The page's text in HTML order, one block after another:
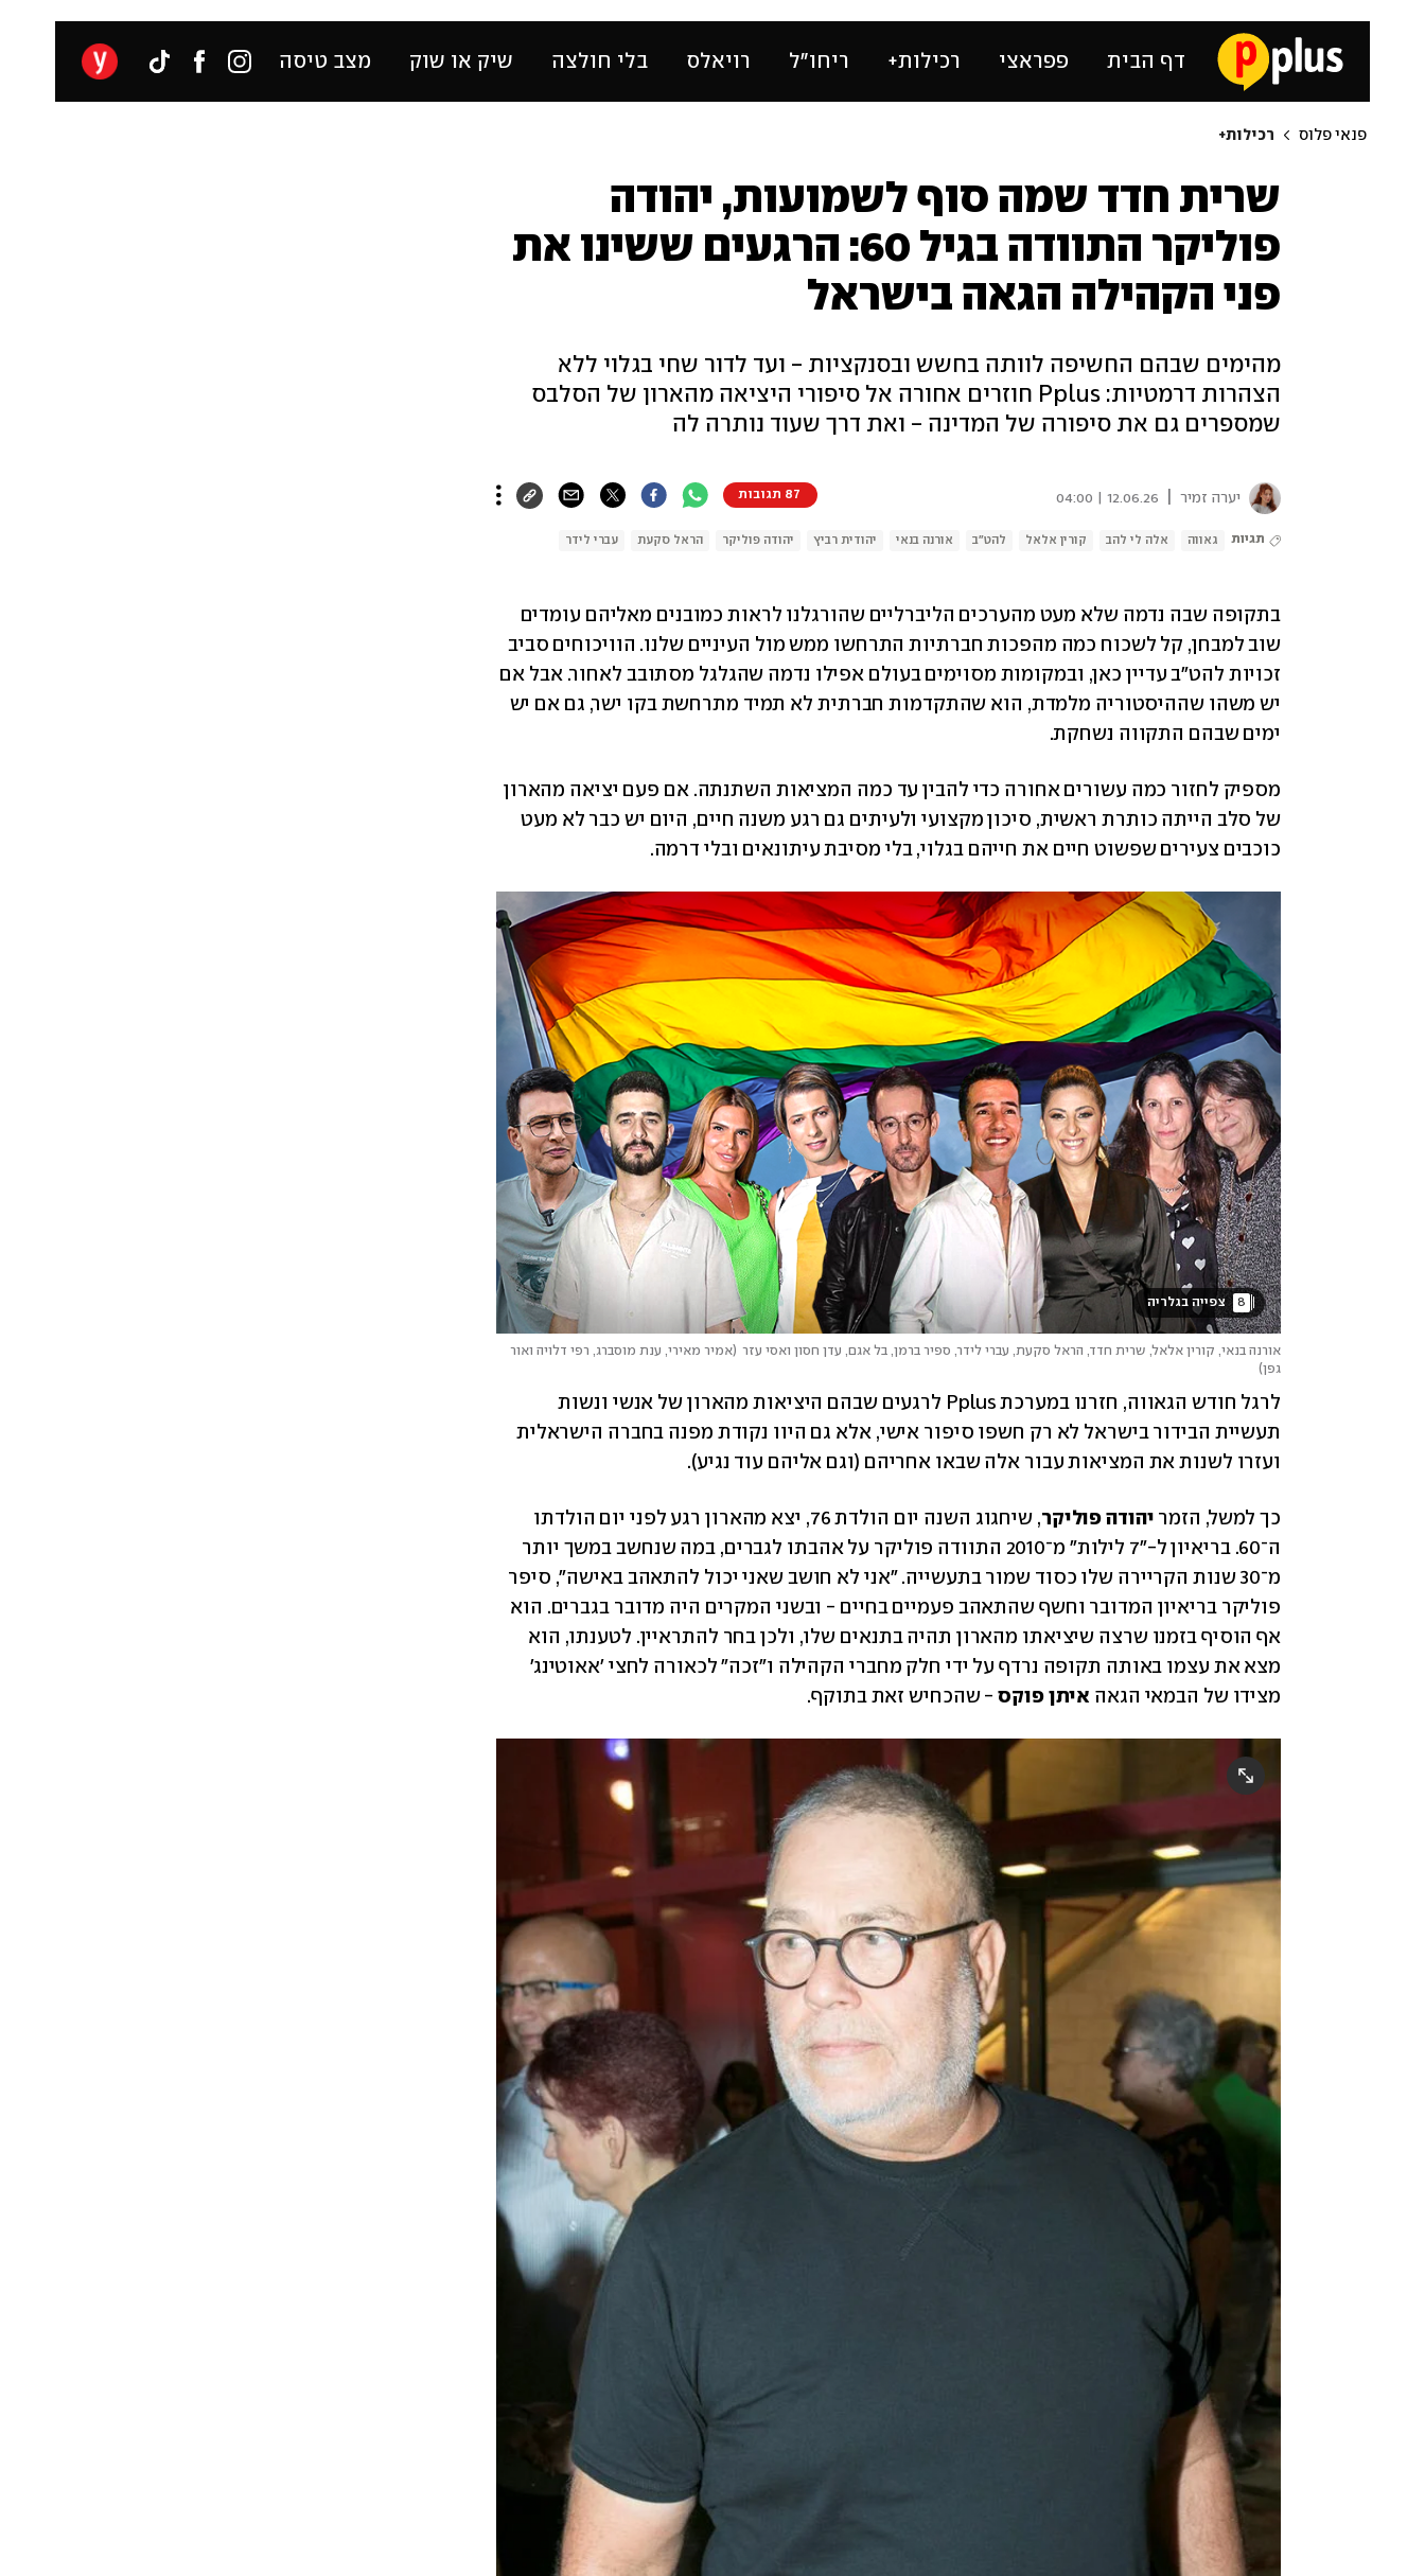
דף הבית פפראצי רכילות+ ריחו״ל רויאלס בלי חולצה שיק או שוק מצב טיסה
פנאי פלוס רכילות+
שרית חדד שמה סוף לשמועות, יהודה
פוליקר התוודה בגיל 60: הרגעים ששינו את
פני הקהילה הגאה בישראל
מהימים שבהם החשיפה לוותה בחשש ובסנקציות - ועד לדור שחי בגלוי ללא
הצהרות דרמטיות: Pplus חוזרים אחורה אל סיפורי היציאה מהארון של הסלבס
שמספרים גם את סיפורה של המדינה - ואת דרך שעוד נותרה לה
יערה זמיר 12.06.26 | 04:00 87 תגובות
תגיות גאווה אלה לי להב קורין אלאל להט"ב אורנה בנאי יהודית רביץ יהודה פוליקר הראל סקעת עברי לידר
ימים שבהם התקווה נשחקת.
של סלב הייתה כותרת ראשית, סיכון מקצועי ולעיתים גם רגע משנה חיים, היום יש כבר לא מעט
כוכבים צעירים שפשוט חיים את חייהם בגלוי, בלי מסיבת עיתונאים ובלי דרמה.
8
אורנה בנאי, קורין אלאל, שרית חדד, הראל סקעת, עברי לידר, ספיר ברמן, בל אגם, עדן חסון ואסי עזר (
גפן)
לרגל חודש הגאווה, חזרנו במערכת Pplus לרגעים שבהם היציאות מהארון של אנשי ונשות
ועזרו לשנות את המציאות עבור אלה שבאו אחריהם (וגם אליהם עוד נגיע).
כך למשל, הזמר יהודה פוליקר
מצידו של הבמאי הגאה איתן פוקס - שהכחיש זאת בתוקף.